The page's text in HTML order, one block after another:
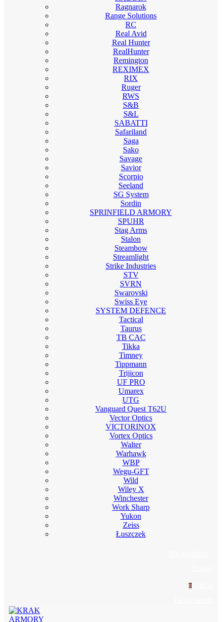
Ragnarok
Range Solutions
RC
Real Avid
Real Hunter
RealHunter
Remington
REXIMEX
RIX
Ruger
RWS
S&B
S&L
SABATTI
Safariland
Saga
Sako
Savage
Savior
Scorpio
Seeland
SG System
Sordin
SPRINFIELD ARMORY
SPUHR
Stag Arms
Stalon
Steambow
Streamlight
Strike Industries
STV
SVRN
Swarovski
Swiss Eye
SYSTEM DEFENCE
Tactical
Taurus
TB CAC
Tikka
Timney
Tippmann
Trijicon
UF PRO
Umarex
UTG
Vanguard Quest T62U
Vector Optics
VICTORINOX
Vortex Optics
Walter
Warhawk
WBP
Wegu-GFT
Wild
Wiley X
Winchester
Work Sharp
Yukon
Zeiss
Łuszczek
0